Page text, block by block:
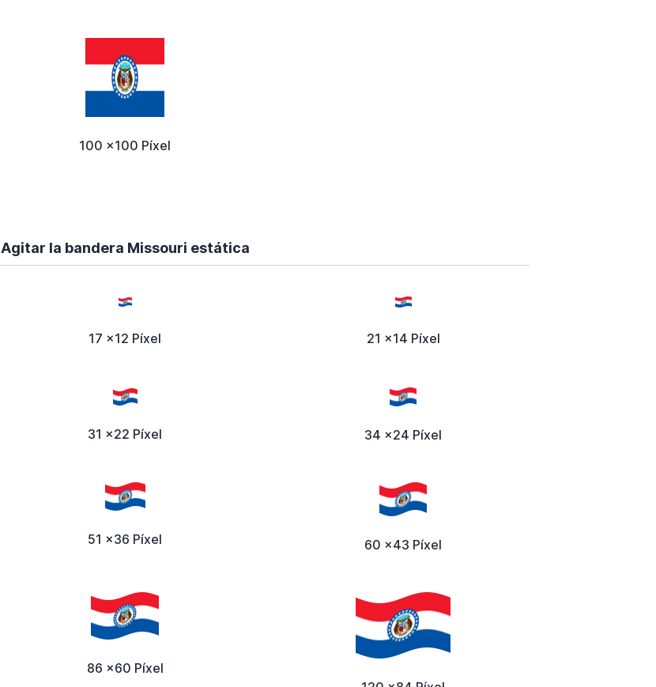
100 x100 Píxel
Agitar la bandera Missouri estática
17 x12 Píxel 21 x14 Píxel
31 x22 Píxel 34 x24 Píxel
51 x36 Píxel 60 x43 Píxel
86 x60 Píxel